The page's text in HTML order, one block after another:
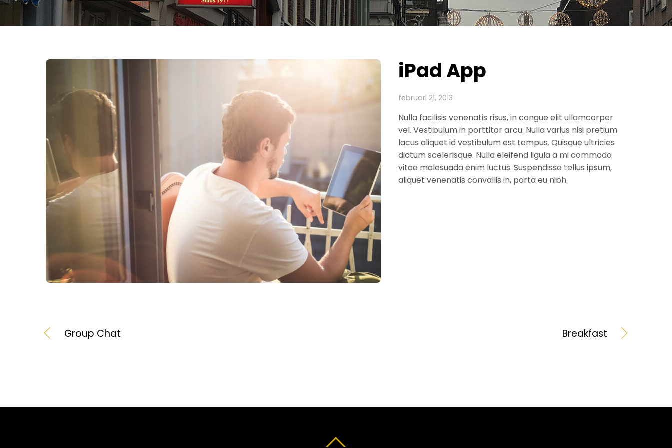
iPad App
februari 21, 2013
Nulla facilisis venenatis risus, in congue elit ullamcorper
vel. Vestibulum in porttitor arcu. Nulla varius nisi pretium
lacus aliquet id vestibulum est tempus. Quisque ultricies
dictum scelerisque. Nulla eleifend ligula a mi commodo
vitae malesuada enim luctus. Suspendisse tellus ipsum,
aliquet venenatis convallis in, porta eu nibh.
Group Chat Breakfast